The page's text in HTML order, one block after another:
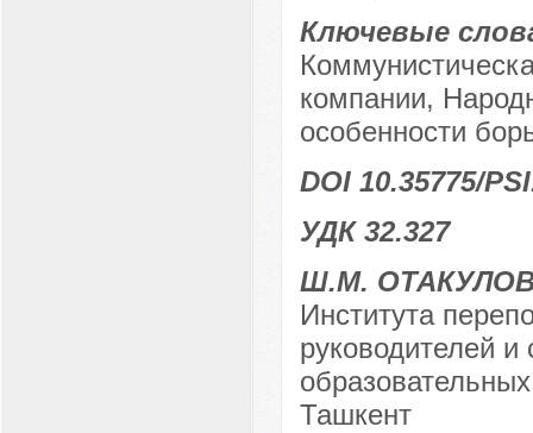
Ключевые
компании,
особенности
DOI 10.35775/
УДК 32.327
Ш.М.
Института
руководителей
Ташкент